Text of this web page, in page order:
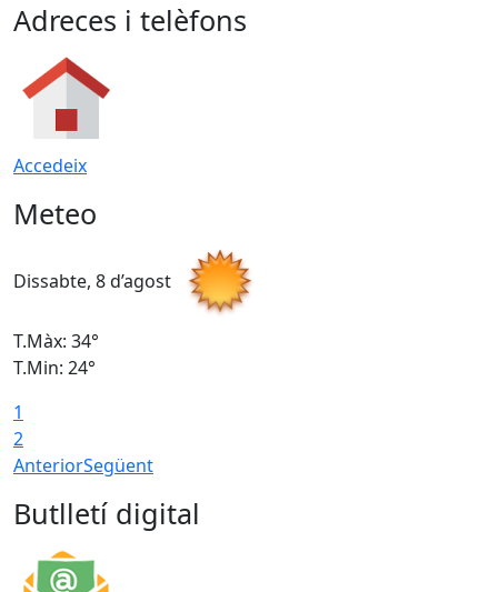
Adreces i telèfons
Accedeix
Meteo
Dissabte, 8 d’agost
T.Màx: 34°
T.Min: 24°
1
2
AnteriorSegüent
Butlletí digital